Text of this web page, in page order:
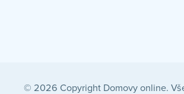
© 2026 Copyright Domovy online.